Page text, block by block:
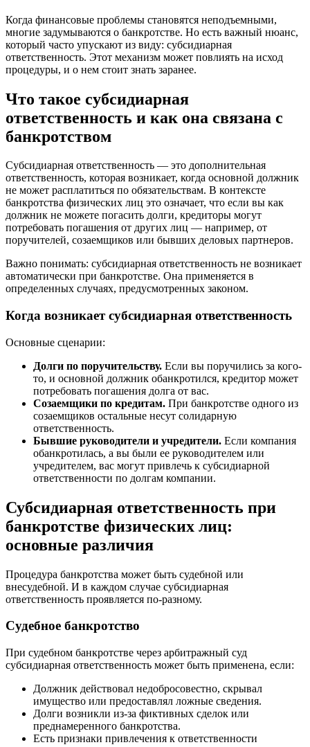
Когда финансовые проблемы становятся неподъемными,
многие задумываются о банкротстве. Но есть важный нюанс,
который часто упускают из виду: субсидиарная
ответственность. Этот механизм может повлиять на исход
процедуры, и о нем стоит знать заранее.
Что такое субсидиарная
ответственность и как она связана с
банкротством
Субсидиарная ответственность — это дополнительная
ответственность, которая возникает, когда основной должник
не может расплатиться по обязательствам. В контексте
банкротства физических лиц это означает, что если вы как
должник не можете погасить долги, кредиторы могут
потребовать погашения от других лиц — например, от
поручителей, созаемщиков или бывших деловых партнеров.
Важно понимать: субсидиарная ответственность не возникает
автоматически при банкротстве. Она применяется в
определенных случаях, предусмотренных законом.
Когда возникает субсидиарная ответственность
Основные сценарии:
Долги по поручительству. Если вы поручились за кого-
то, и основной должник обанкротился, кредитор может
потребовать погашения долга от вас.
Созаемщики по кредитам. При банкротстве одного из
созаемщиков остальные несут солидарную
ответственность.
Бывшие руководители и учредители. Если компания
обанкротилась, а вы были ее руководителем или
учредителем, вас могут привлечь к субсидиарной
ответственности по долгам компании.
Субсидиарная ответственность при
банкротстве физических лиц:
основные различия
Процедура банкротства может быть судебной или
внесудебной. И в каждом случае субсидиарная
ответственность проявляется по-разному.
Судебное банкротство
При судебном банкротстве через арбитражный суд
субсидиарная ответственность может быть применена, если:
Должник действовал недобросовестно, скрывал
имущество или предоставлял ложные сведения.
Долги возникли из-за фиктивных сделок или
преднамеренного банкротства.
Есть признаки привлечения к ответственности